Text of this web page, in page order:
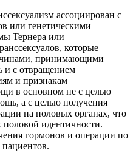
ассоциирован с
или генетическими
Тернера или
которые
принимающими
и с отвращением
и признакам
в основном не с целью
а с целью получения
на половых органах, что
идентичности.
гормонов и операции по
пациентов.